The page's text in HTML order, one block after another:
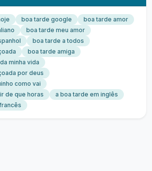
boa tarde google
boa tarde amor
boa tarde meu amor
boa tarde a todos
boa tarde amiga
minha vida
por deus
como vai
de que horas
a boa tarde em inglês